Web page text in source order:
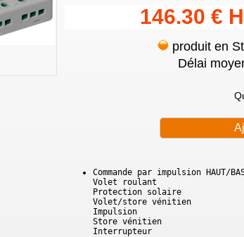
146.30 €
produit en
Délai
Commande par impulsion HAUT/
Volet roulant
Protection solaire
Volet/store vénitien
Impulsion
Store vénitien
Interrupteur